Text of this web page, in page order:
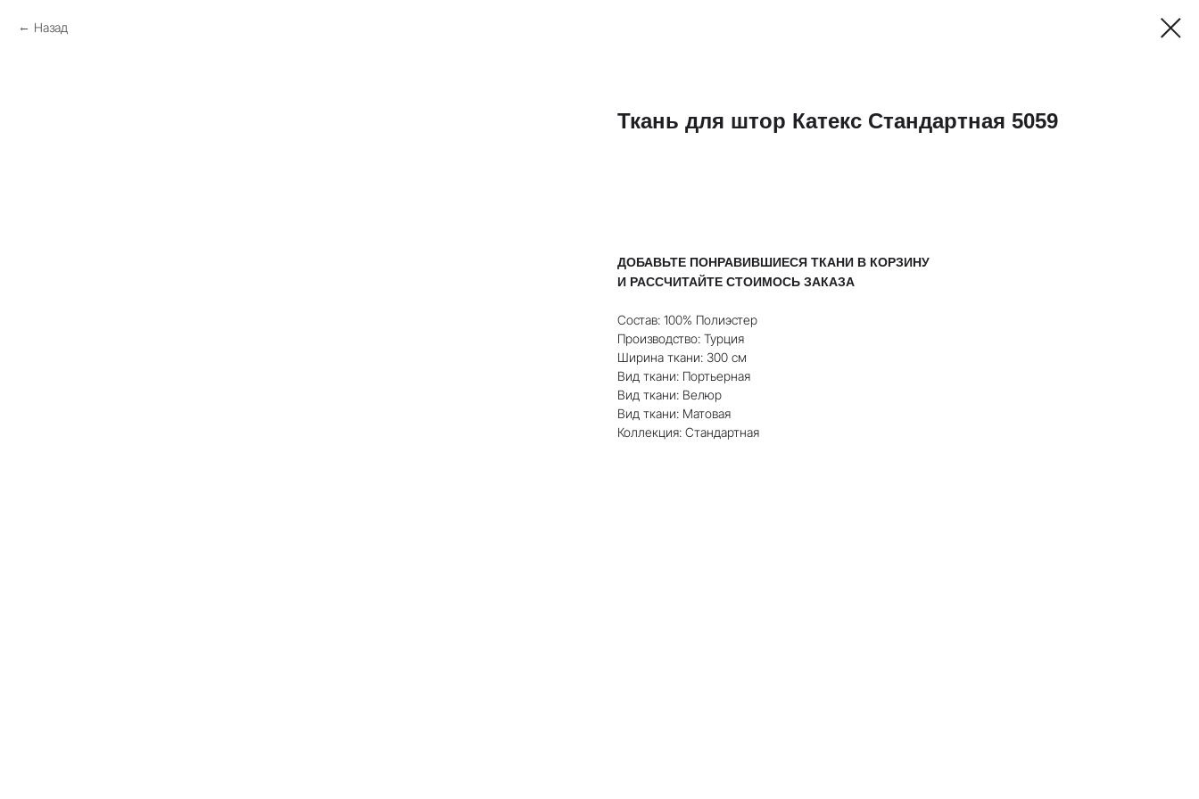
Назад
Ткань для штор Катекс Стандартная 5059
ДОБАВЬТЕ ПОНРАВИВШИЕСЯ ТКАНИ В КОРЗИНУ
И РАССЧИТАЙТЕ СТОИМОСЬ ЗАКАЗА
Состав: 100% Полиэстер
Производство: Турция
Ширина ткани: 300 см
Вид ткани: Портьерная
Вид ткани: Велюр
Вид ткани: Матовая
Коллекция: Стандартная